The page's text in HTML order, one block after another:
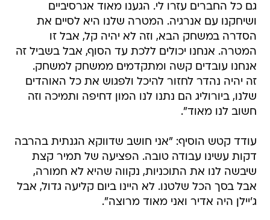
גם כל החברים עזרו לי. הגענו מאוד אגרסיביים
ושיחקנו עם אנרגיה. המטרה שלנו היא לסיים את
הסדרה במשחק הבא, וזה לא יהיה קל, אבל זו
המטרה. אנחנו יכולים ללכת עד הסוף, אבל בשביל זה
אנחנו עובדים קשה ומתקדמים ממשחק למשחק.
זה יהיה נהדר לחזור להיכל ולפגוש את כל האוהדים
שלנו, ביורוליג הם נתנו לנו המון דחיפה ותמיכה וזה
חשוב לנו מאוד".
עודד קטש הוסיף: "אני חושב שדווקא הגנתית בהרבה
דקות עשינו עבודה טובה. הפציעה של תמיר קצת
שיבשה לנו את התוכניות, נקווה שהיא לא חמורה,
אבל בסך הכל שלטנו. לא היינו ביום קליעה גדול, אבל
ג'יילן היה אדיר ואני מאוד מרוצה".